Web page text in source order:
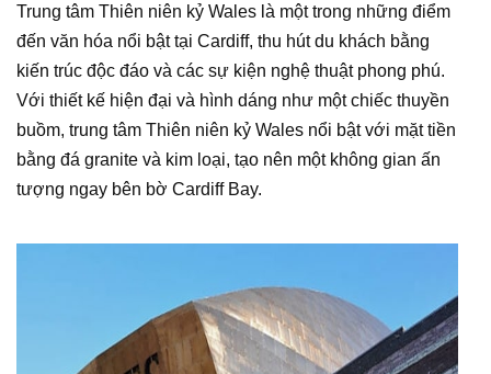
Trung tâm Thiên niên kỷ Wales là một trong những điểm
đến văn hóa nổi bật tại Cardiff, thu hút du khách bằng
kiến trúc độc đáo và các sự kiện nghệ thuật phong phú.
Với thiết kế hiện đại và hình dáng như một chiếc thuyền
buồm, trung tâm Thiên niên kỷ Wales nổi bật với mặt tiền
bằng đá granite và kim loại, tạo nên một không gian ấn
tượng ngay bên bờ Cardiff Bay.